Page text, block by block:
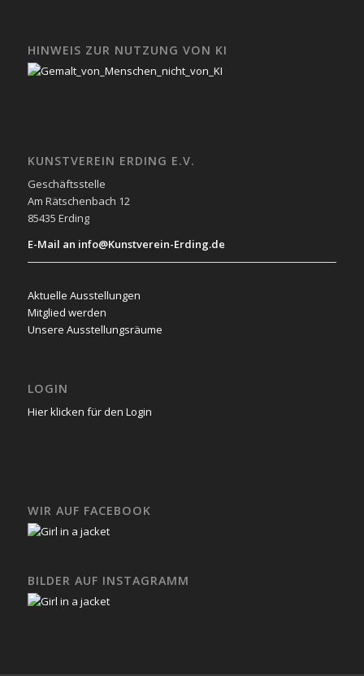
HINWEIS ZUR NUTZUNG VON KI
KUNSTVEREIN ERDING E.V.
Geschäftsstelle
Am Rätschenbach 12
85435 Erding
E-Mail an info@Kunstverein-Erding.de
Aktuelle Ausstellungen
Mitglied werden
Unsere Ausstellungsräume
LOGIN
Hier klicken für den Login
WIR AUF FACEBOOK
BILDER AUF INSTAGRAMM